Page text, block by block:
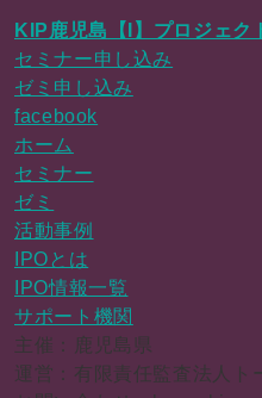
KIP鹿児島【I】プロジェク
セミナー申し込み
ゼミ申し込み
facebook
ホーム
セミナー
ゼミ
活動事例
IPOとは
IPO情報一覧
サポート機関
主催：鹿児島県
運営：有限責任監査法人ト